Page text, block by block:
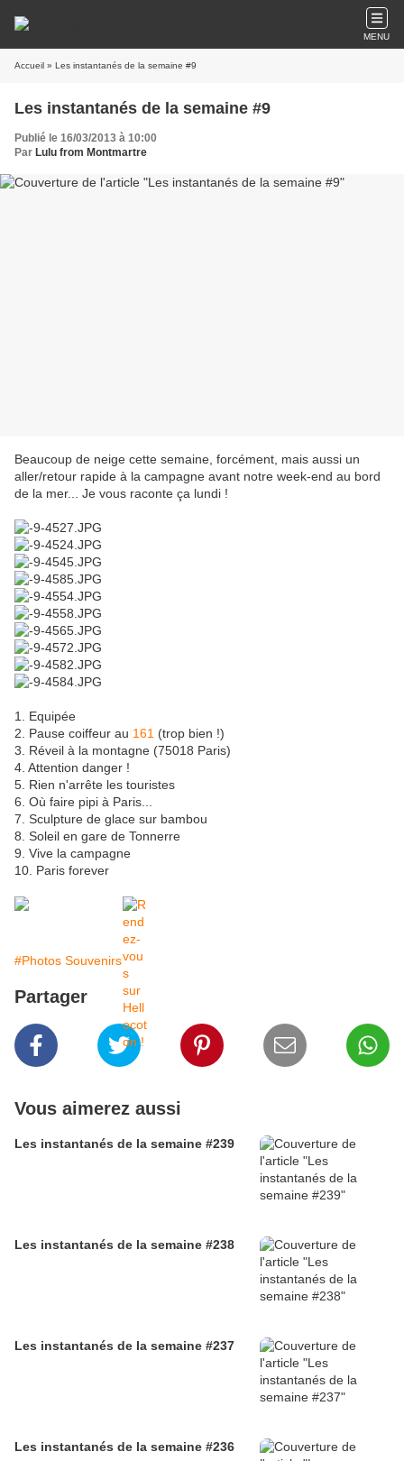
MENU
Accueil » Les instantanés de la semaine #9
Les instantanés de la semaine #9
Publié le 16/03/2013 à 10:00
Par Lulu from Montmartre
Beaucoup de neige cette semaine, forcément, mais aussi un
aller/retour rapide à la campagne avant notre week-end au bord
de la mer... Je vous raconte ça lundi !
1. Equipée
2. Pause coiffeur au 161 (trop bien !)
3. Réveil à la montagne (75018 Paris)
4. Attention danger !
5. Rien n'arrête les touristes
6. Où faire pipi à Paris...
7. Sculpture de glace sur bambou
8. Soleil en gare de Tonnerre
9. Vive la campagne
10. Paris forever
#Photos Souvenirs
Partager
Vous aimerez aussi
Les instantanés de la semaine #239
Les instantanés de la semaine #238
Les instantanés de la semaine #237
Les instantanés de la semaine #236